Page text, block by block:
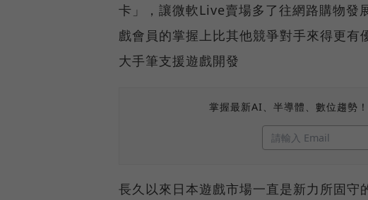
卡」，讓微軟Live賣場多了往網路購物發
戲會員的掌握上比其他競爭對手來得更有
大手筆支援遊戲開發
掌握最新AI、半導體、數位趨勢
長久以來日本遊戲市場一直是新力所固